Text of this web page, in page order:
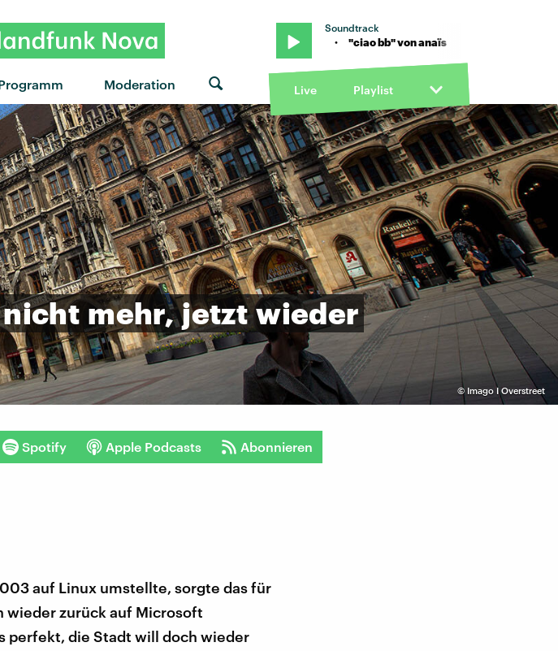
Moderation
Soundtrack
"ciao bb" von anaïs · "ciao bb" von anaïs · "ciao bb" von anaïs
Live Playlist
© Imago I Overstreet
nicht mehr, jetzt wieder
Spotify Apple Podcasts Abonnieren
auf Linux umstellte, sorgte das für
wieder zurück auf Microsoft
perfekt, die Stadt will doch wieder